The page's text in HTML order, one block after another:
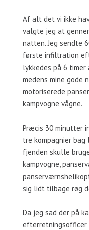
Af alt det vi ikke
valgte jeg at
natten. Jeg sendte
første infiltration
lykkedes på 6
medens mine gode
motoriserede
kampvogne vågne.
Præcis 30 minutter
tre kompagnier bag
fjenden skulle
kampvogne,
sig lidt tilbage røg
Da jeg sad der på
efterretningsofficer